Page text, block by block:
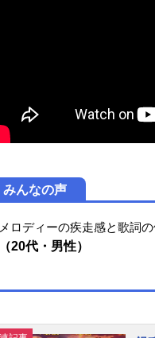
歌
んなの声
メロディーの疾走感と歌詞
（20代・男性）